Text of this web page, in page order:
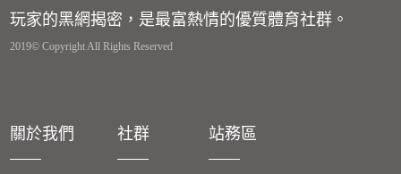
玩家的黑網揭密，是最富熱情的優質體育社群。
2019© Copyright All Rights Reserved
關於我們 社群 站務區